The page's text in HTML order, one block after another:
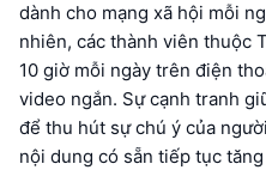
dành cho mạng xã hội mỗi
nhiên, các thành viên thuộc
10 giờ mỗi ngày trên điện
video ngắn. Sự cạnh tranh
để thu hút sự chú ý của
nội dung có sẵn tiếp tục